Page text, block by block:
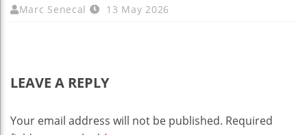
Marc Senecal 13 May 2026
LEAVE A REPLY
Your email address will not be published. Required